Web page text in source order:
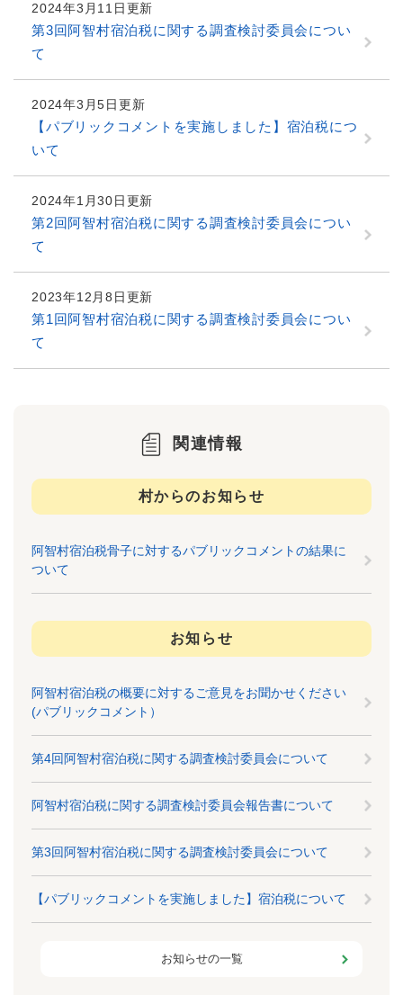
2024年3月11日更新
第3回阿智村宿泊税に関する調査検討委員会につい
て
2024年3月5日更新
【パブリックコメントを実施しました】宿泊税につ
いて
2024年1月30日更新
第2回阿智村宿泊税に関する調査検討委員会につい
て
2023年12月8日更新
第1回阿智村宿泊税に関する調査検討委員会につい
て
関連情報
村からのお知らせ
阿智村宿泊税骨子に対するパブリックコメントの結果に
ついて
お知らせ
阿智村宿泊税の概要に対するご意見をお聞かせください
(パブリックコメント）
第4回阿智村宿泊税に関する調査検討委員会について
阿智村宿泊税に関する調査検討委員会報告書について
第3回阿智村宿泊税に関する調査検討委員会について
【パブリックコメントを実施しました】宿泊税について
お知らせの一覧